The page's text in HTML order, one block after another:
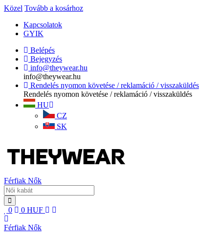
Közel Tovább a kosárhoz
Kapcsolatok
GYIK
Belépés
Bejegyzés
info@theywear.hu
info@theywear.hu
Rendelés nyomon követése / reklamáció / visszaküldés
Rendelés nyomon követése / reklamáció / visszaküldés
HU
CZ
SK
Férfiak Nők
0 0 HUF
Férfiak Nők